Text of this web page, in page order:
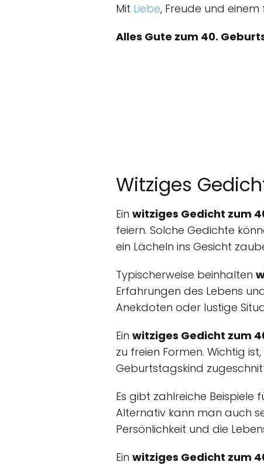
Mit Liebe, Freude und einem
Alles Gute zum 40.
Witziges
Ein witziges Gedicht zum
feiern. Solche Gedichte
ein Lächeln ins Gesicht
Typischerweise beinhalten
Erfahrungen des Lebens
Anekdoten oder lustige
Ein witziges Gedicht zum
zu freien Formen. Wichtig
Geburtstagskind
Es gibt zahlreiche Beispiele
Alternativ kann man auch
Persönlichkeit und die
Ein witziges Gedicht zum